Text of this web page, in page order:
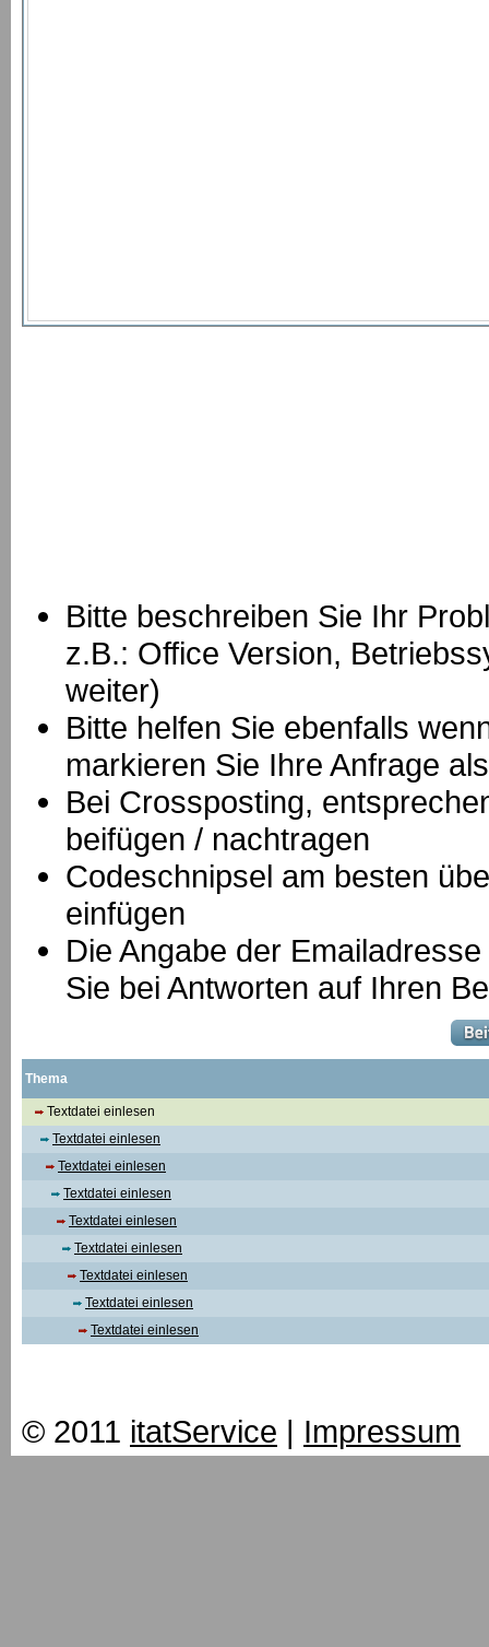
Bitte beschreiben Sie Ihr
z.B.: Office Version,
weiter)
Bitte helfen Sie ebenfalls
markieren Sie Ihre Anfrage
Bei Crossposting,
beifügen / nachtragen
Codeschnipsel am besten
einfügen
Die Angabe der
Sie bei Antworten auf Ihren
Thema
Textdatei einlesen
Textdatei einlesen
Textdatei einlesen
Textdatei einlesen
Textdatei einlesen
Textdatei einlesen
Textdatei einlesen
Textdatei einlesen
Textdatei einlesen
© 2011 itatService | Impressum